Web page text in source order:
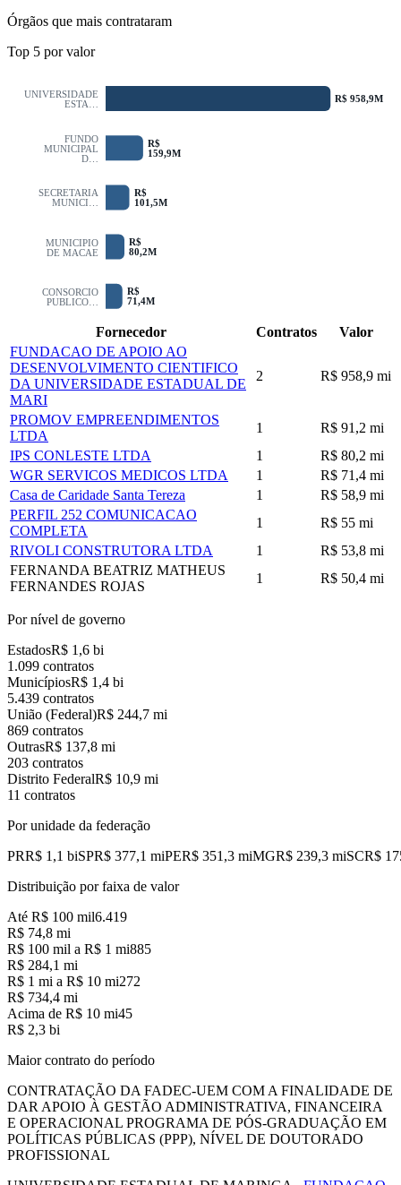
Órgãos que mais contrataram
Top 5 por valor
UNIVERSIDADE
ESTA…
FUNDO
MUNICIPAL
D…
SECRETARIA
MUNICI…
MUNICIPIO
DE MACAE
CONSORCIO
PUBLICO…
R$ 958,9M
R$
159,9M
R$
101,5M
R$
80,2M
R$
71,4M
Fornecedor Contratos
Valor
FUNDACAO DE APOIO AO
DESENVOLVIMENTO CIENTIFICO
DA UNIVERSIDADE ESTADUAL DE
MARI
2 R$ 958,9 mi
PROMOV EMPREENDIMENTOS
LTDA
1
R$ 91,2 mi
IPS CONLESTE LTDA
1
R$ 80,2 mi
WGR SERVICOS MEDICOS LTDA
1
R$ 71,4 mi
Casa de Caridade Santa Tereza
1
R$ 58,9 mi
PERFIL 252 COMUNICACAO
COMPLETA
1
R$ 55 mi
RIVOLI CONSTRUTORA LTDA
1
R$ 53,8 mi
FERNANDA BEATRIZ MATHEUS
FERNANDES ROJAS
1 R$ 50,4 mi
Por nível de governo
EstadosR$ 1,6 bi
1.099 contratos
MunicípiosR$ 1,4 bi
5.439 contratos
União (Federal)R$ 244,7 mi
869 contratos
OutrasR$ 137,8 mi
203 contratos
Distrito FederalR$ 10,9 mi
11 contratos
Por unidade da federação
PRR$ 1,1 biSPR$ 377,1 miPER$ 351,3 miMGR$ 239,3 miSCR$
Distribuição por faixa de valor
Até R$ 100 mil6.419
R$ 74,8 mi
R$ 100 mil a R$ 1 mi885
R$ 284,1 mi
R$ 1 mi a R$ 10 mi272
R$ 734,4 mi
Acima de R$ 10 mi45
R$ 2,3 bi
Maior contrato do período
CONTRATAÇÃO DA FADEC-UEM COM A FINALIDADE DE
DAR APOIO À GESTÃO ADMINISTRATIVA, FINANCEIRA
E OPERACIONAL PROGRAMA DE PÓS-GRADUAÇÃO EM
POLÍTICAS PÚBLICAS (PPP), NÍVEL DE DOUTORADO
PROFISSIONAL